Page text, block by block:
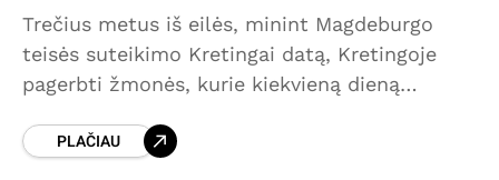
Trečius metus iš eilės, minint Magdeburgo
teisės suteikimo Kretingai datą, Kretingoje
pagerbti žmonės, kurie kiekvieną dieną
Penktadienį Kretingos rajono kultūros centre
PLAČIAU